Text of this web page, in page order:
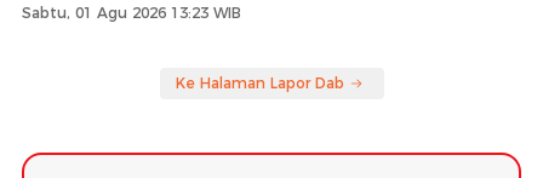
Sabtu, 01 Agu 2026 13:23 WIB
Ke Halaman Lapor Dab